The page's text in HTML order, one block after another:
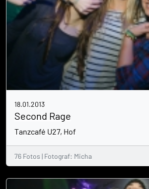
18.01.2013
Second Rage
Tanzcafé U27, Hof
76 Fotos | Fotograf: Micha